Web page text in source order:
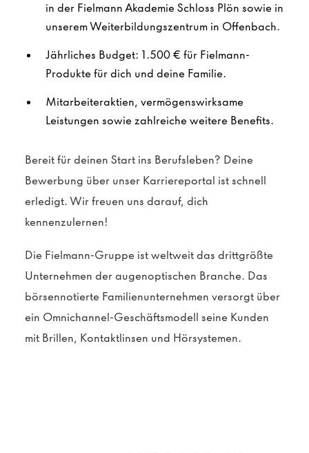
in der Fielmann Akademie Schloss Plön sowie in
unserem Weiterbildungszentrum in Offenbach.
Jährliches Budget: 1.500 € für Fielmann-
Produkte für dich und deine Familie.
Mitarbeiteraktien, vermögenswirksame
Leistungen sowie zahlreiche weitere Benefits.
Bereit für deinen Start ins Berufsleben? Deine
Bewerbung über unser Karriereportal ist schnell
erledigt. Wir freuen uns darauf, dich
kennenzulernen!
Die Fielmann-Gruppe ist weltweit das drittgrößte
Unternehmen der augenoptischen Branche. Das
börsennotierte Familienunternehmen versorgt über
ein Omnichannel-Geschäftsmodell seine Kunden
mit Brillen, Kontaktlinsen und Hörsystemen.